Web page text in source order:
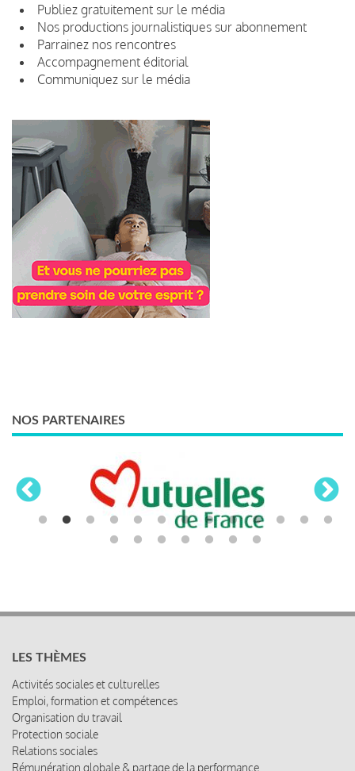
Publiez gratuitement sur le média
Nos productions journalistiques sur abonnement
Parrainez nos rencontres
Accompagnement éditorial
Communiquez sur le média
NOS PARTENAIRES
LES THÈMES
Activités sociales et culturelles
Emploi, formation et compétences
Organisation du travail
Protection sociale
Relations sociales
Rémunération globale & partage de la performance